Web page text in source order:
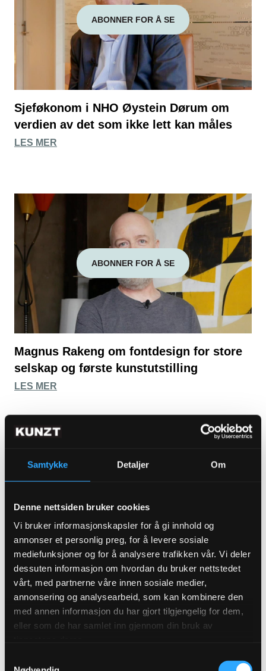
Samtykke Detaljer Om
Denne nettsiden bruker cookies
Vi bruker informasjonskapsler for å gi innhold og
annonser et personlig preg, for å levere sosiale
mediefunksjoner og for å analysere trafikken vår. Vi deler
dessuten informasjon om hvordan du bruker nettstedet
vårt, med partnerne våre innen sosiale medier,
annonsering og analysearbeid, som kan kombinere den
med annen informasjon du har gjort tilgjengelig for dem,
eller som de har samlet inn gjennom din bruk av
ABONNER FOR Å SE
Sjeføkonom i NHO Øystein Dørum om
verdien av det som ikke lett kan måles
LES MER
ABONNER FOR Å SE
Magnus Rakeng om fontdesign for store
selskap og første kunstutstilling
LES MER
ABONNER FOR Å SE
Hvilket kunstverk ville du tatt med deg
hjem?
LES MER